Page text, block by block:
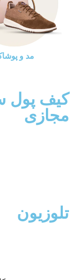
مد و
کیف پول
مجازی
تلوزیون